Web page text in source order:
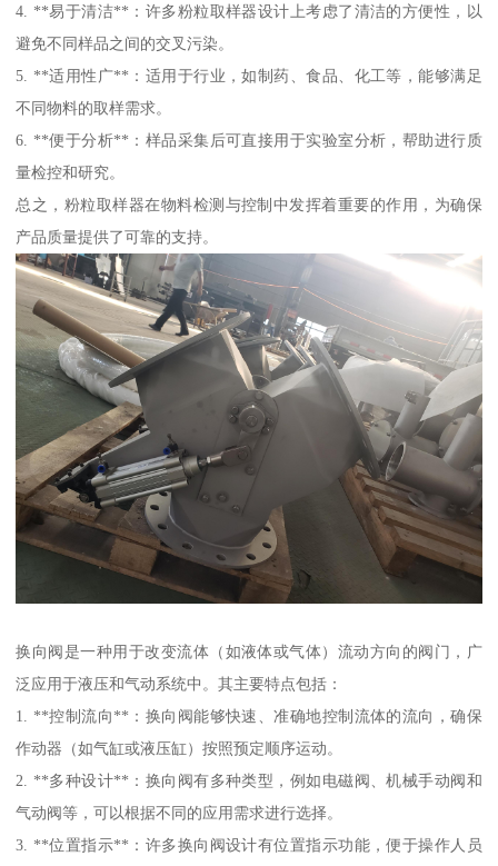
4. **易于清洁**：许多粉粒取样器设计上考虑了清洁的方便性，以
避免不同样品之间的交叉污染。
5. **适用性广**：适用于行业，如制药、食品、化工等，能够满足
不同物料的取样需求。
6. **便于分析**：样品采集后可直接用于实验室分析，帮助进行质
量检控和研究。
总之，粉粒取样器在物料检测与控制中发挥着重要的作用，为确保
产品质量提供了可靠的支持。
换向阀是一种用于改变流体（如液体或气体）流动方向的阀门，广
泛应用于液压和气动系统中。其主要特点包括：
1. **控制流向**：换向阀能够快速、准确地控制流体的流向，确保
作动器（如气缸或液压缸）按照预定顺序运动。
2. **多种设计**：换向阀有多种类型，例如电磁阀、机械手动阀和
气动阀等，可以根据不同的应用需求进行选择。
3. **位置指示**：许多换向阀设计有位置指示功能，便于操作人员